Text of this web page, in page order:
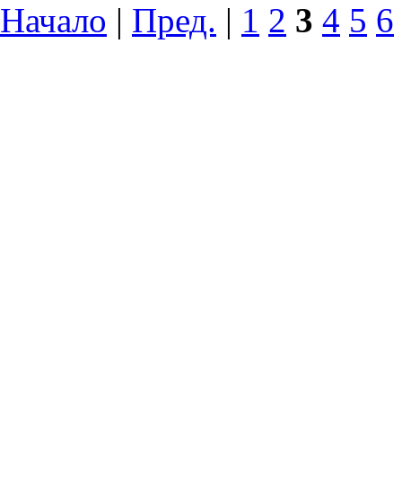
Начало | Пред. | 1 2 3 4 5 6